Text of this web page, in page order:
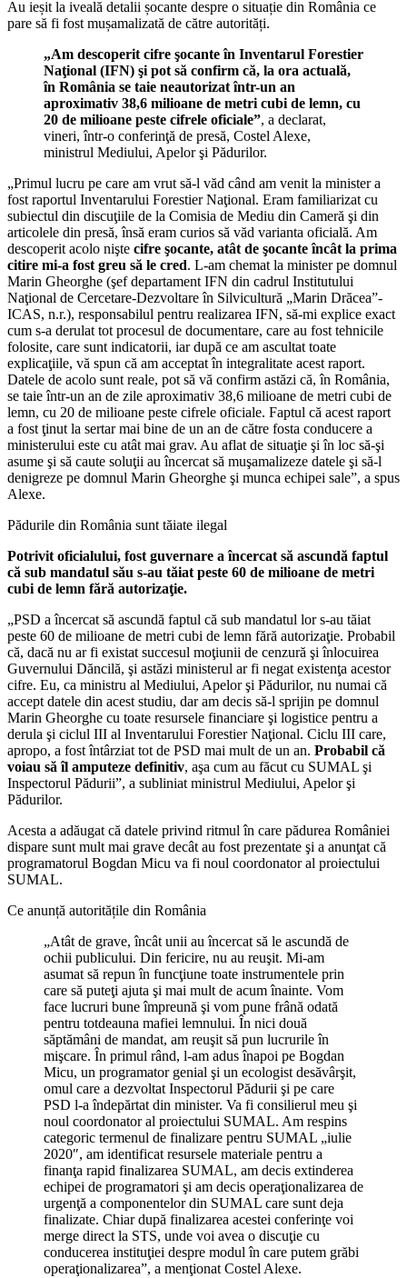
Au ieșit la iveală detalii șocante despre o situație din România ce
pare să fi fost mușamalizată de către autorități.
„Am descoperit cifre şocante în Inventarul Forestier
Naţional (IFN) şi pot să confirm că, la ora actuală,
în România se taie neautorizat într-un an
aproximativ 38,6 milioane de metri cubi de lemn, cu
20 de milioane peste cifrele oficiale”, a declarat,
vineri, într-o conferinţă de presă, Costel Alexe,
ministrul Mediului, Apelor şi Pădurilor.
„Primul lucru pe care am vrut să-l văd când am venit la minister a
fost raportul Inventarului Forestier Naţional. Eram familiarizat cu
subiectul din discuţiile de la Comisia de Mediu din Cameră şi din
articolele din presă, însă eram curios să văd varianta oficială. Am
descoperit acolo nişte cifre şocante, atât de şocante încât la prima
citire mi-a fost greu să le cred. L-am chemat la minister pe domnul
Marin Gheorghe (şef departament IFN din cadrul Institutului
Naţional de Cercetare-Dezvoltare în Silvicultură „Marin Drăcea”-
ICAS, n.r.), responsabilul pentru realizarea IFN, să-mi explice exact
cum s-a derulat tot procesul de documentare, care au fost tehnicile
folosite, care sunt indicatorii, iar după ce am ascultat toate
explicaţiile, vă spun că am acceptat în integralitate acest raport.
Datele de acolo sunt reale, pot să vă confirm astăzi că, în România,
se taie într-un an de zile aproximativ 38,6 milioane de metri cubi de
lemn, cu 20 de milioane peste cifrele oficiale. Faptul că acest raport
a fost ţinut la sertar mai bine de un an de către fosta conducere a
ministerului este cu atât mai grav. Au aflat de situaţie şi în loc să-şi
asume şi să caute soluţii au încercat să muşamalizeze datele şi să-l
denigreze pe domnul Marin Gheorghe şi munca echipei sale”, a spus
Alexe.
Pădurile din România sunt tăiate ilegal
Potrivit oficialului, fost guvernare a încercat să ascundă faptul
că sub mandatul său s-au tăiat peste 60 de milioane de metri
cubi de lemn fără autorizaţie.
„PSD a încercat să ascundă faptul că sub mandatul lor s-au tăiat
peste 60 de milioane de metri cubi de lemn fără autorizaţie. Probabil
că, dacă nu ar fi existat succesul moţiunii de cenzură şi înlocuirea
Guvernului Dăncilă, şi astăzi ministerul ar fi negat existenţa acestor
cifre. Eu, ca ministru al Mediului, Apelor şi Pădurilor, nu numai că
accept datele din acest studiu, dar am decis să-l sprijin pe domnul
Marin Gheorghe cu toate resursele financiare şi logistice pentru a
derula şi ciclul III al Inventarului Forestier Naţional. Ciclu III care,
apropo, a fost întârziat tot de PSD mai mult de un an. Probabil că
voiau să îl amputeze definitiv, aşa cum au făcut cu SUMAL şi
Inspectorul Pădurii”, a subliniat ministrul Mediului, Apelor şi
Pădurilor.
Acesta a adăugat că datele privind ritmul în care pădurea României
dispare sunt mult mai grave decât au fost prezentate şi a anunţat că
programatorul Bogdan Micu va fi noul coordonator al proiectului
SUMAL.
Ce anunță autoritățile din România
„Atât de grave, încât unii au încercat să le ascundă de
ochii publicului. Din fericire, nu au reuşit. Mi-am
asumat să repun în funcţiune toate instrumentele prin
care să puteţi ajuta şi mai mult de acum înainte. Vom
face lucruri bune împreună şi vom pune frână odată
pentru totdeauna mafiei lemnului. În nici două
săptămâni de mandat, am reuşit să pun lucrurile în
mişcare. În primul rând, l-am adus înapoi pe Bogdan
Micu, un programator genial şi un ecologist desăvârşit,
omul care a dezvoltat Inspectorul Pădurii şi pe care
PSD l-a îndepărtat din minister. Va fi consilierul meu şi
noul coordonator al proiectului SUMAL. Am respins
categoric termenul de finalizare pentru SUMAL „iulie
2020″, am identificat resursele materiale pentru a
finanţa rapid finalizarea SUMAL, am decis extinderea
echipei de programatori şi am decis operaţionalizarea de
urgenţă a componentelor din SUMAL care sunt deja
finalizate. Chiar după finalizarea acestei conferinţe voi
merge direct la STS, unde voi avea o discuţie cu
conducerea instituţiei despre modul în care putem grăbi
operaţionalizarea”, a menţionat Costel Alexe.